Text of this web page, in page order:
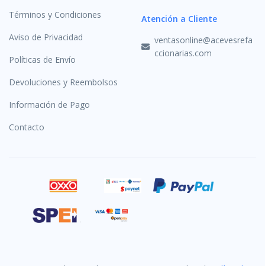
Términos y Condiciones
Aviso de Privacidad
Políticas de Envío
Devoluciones y Reembolsos
Información de Pago
Contacto
Atención a Cliente
ventasonline@acevesrefa
ccionarias.com